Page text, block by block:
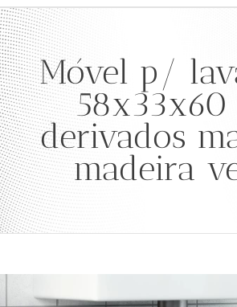
Móvel p/
58x33x60
derivados
madeira